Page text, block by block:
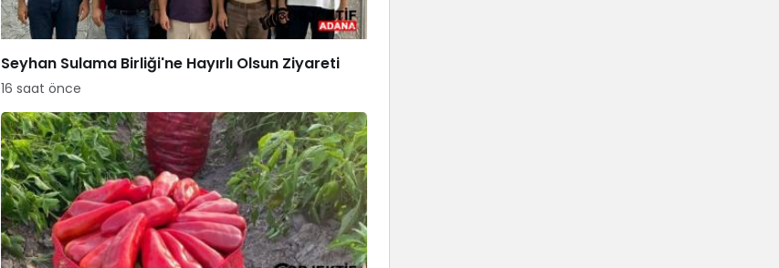
Seyhan Sulama Birliği'ne Hayırlı Olsun Ziyareti
16 saat önce